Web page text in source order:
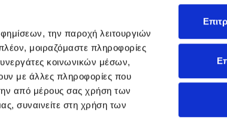
την παροχή λειτουργιών
μοιραζόμαστε πληροφορίες
κοινωνικών μέσων,
με άλλες πληροφορίες που
από μέρους σας χρήση των
συναινείτε στη χρήση των